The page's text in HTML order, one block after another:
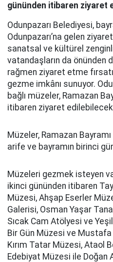
gününden itibaren ziyaret
Odunpazarı Belediyesi,
Odunpazarı’na gelen
sanatsal ve kültürel
vatandaşların da önünden
rağmen ziyaret etme
gezme imkânı sunuyor.
bağlı müzeler, Ramazan
itibaren ziyaret
Müzeler, Ramazan
arife ve bayramın birinci
Müzeleri gezmek isteyen
ikinci gününden itibaren
Müzesi, Ahşap Eserler
Galerisi, Osman Yaşar
Sıcak Cam Atölyesi ve
Bir Gün Müzesi ve Mustafa
Kırım Tatar Müzesi, Ataol
Edebiyat Müzesi ile Doğan